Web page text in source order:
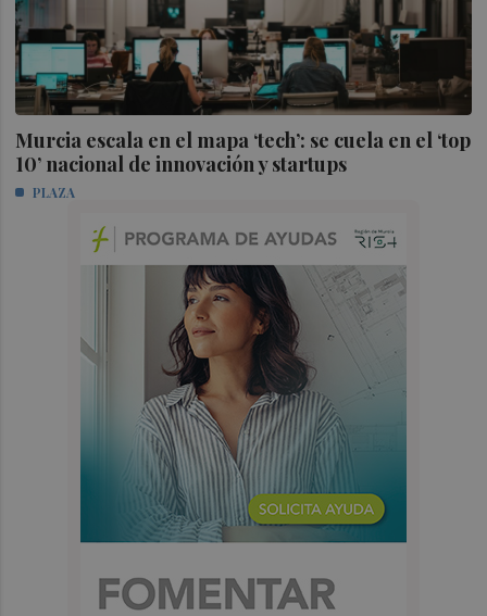
Murcia escala en el mapa ‘tech’: se cuela en el ‘top
10’ nacional de innovación y startups
PLAZA